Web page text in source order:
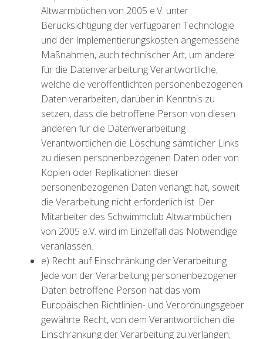
Altwarmbüchen von 2005 e.V. unter
Berücksichtigung der verfügbaren Technologie
und der Implementierungskosten angemessene
Maßnahmen, auch technischer Art, um andere
für die Datenverarbeitung Verantwortliche,
welche die veröffentlichten personenbezogenen
Daten verarbeiten, darüber in Kenntnis zu
setzen, dass die betroffene Person von diesen
anderen für die Datenverarbeitung
Verantwortlichen die Löschung sämtlicher Links
zu diesen personenbezogenen Daten oder von
Kopien oder Replikationen dieser
personenbezogenen Daten verlangt hat, soweit
die Verarbeitung nicht erforderlich ist. Der
Mitarbeiter des Schwimmclub Altwarmbüchen
von 2005 e.V. wird im Einzelfall das Notwendige
veranlassen.
e) Recht auf Einschränkung der Verarbeitung
Jede von der Verarbeitung personenbezogener
Daten betroffene Person hat das vom
Europäischen Richtlinien- und Verordnungsgeber
gewährte Recht, von dem Verantwortlichen die
Einschränkung der Verarbeitung zu verlangen,